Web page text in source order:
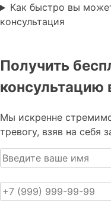
Как быстро вы
консультация
Получить
консультацию
Мы искренне
тревогу, взяв на себя